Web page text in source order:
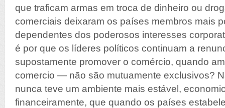
que traficam armas em troca de dinheiro ou
comerciais deixaram os países membros mais
dependentes dos poderosos interesses
é por que os líderes políticos continuam a
supostamente promover o comércio, quando
comercio — não são mutuamente exclusivos?
nunca teve um ambiente mais estável,
financeiramente, que quando os países